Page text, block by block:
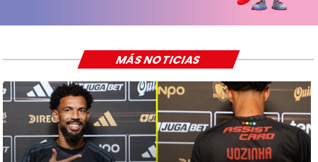
MÁS NOTICIAS